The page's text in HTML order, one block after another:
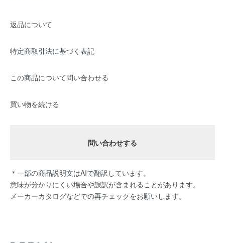
返品について
特定商取引法に基づく表記
この商品について問い合わせる
買い物を続ける
問い合わせする
＊一部の商品説明文はAIで翻訳しています。
意味が分かりにくい場合や誤訳が含まれることがあります。
メーカーカタログなどでの再チェックをお願いします。